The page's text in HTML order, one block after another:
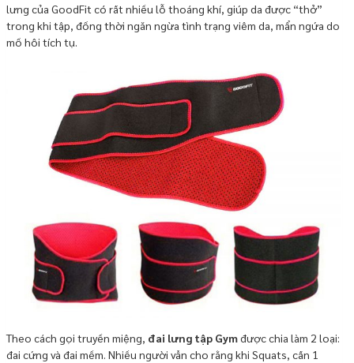
lưng của GoodFit có rất nhiều lỗ thoáng khí, giúp da được “thở”
trong khi tập, đồng thời ngăn ngừa tình trạng viêm da, mẩn ngứa do
mồ hôi tích tụ.
Theo cách gọi truyền miệng, đai lưng tập Gymđược chia làm 2 loại:
đai cứng và đai mềm. Nhiều người vẫn cho rằng khi Squats, cần 1